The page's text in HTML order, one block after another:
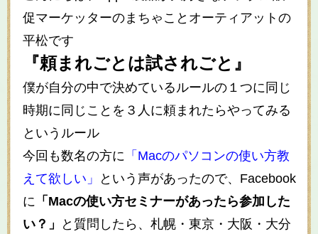
促マーケッターのまちゃことオーティアットの
平松です
『頼まれごとは試されごと』
僕が自分の中で決めているルールの１つに同じ
時期に同じことを３人に頼まれたらやってみる
というルール
今回も数名の方に 「 Macのパソコンの使い方教
えて欲しい」
という声があったので、Facebook
に 「Macの使い方セミナーがあったら参加した
い？」
と質問したら、札幌・東京・大阪・大分